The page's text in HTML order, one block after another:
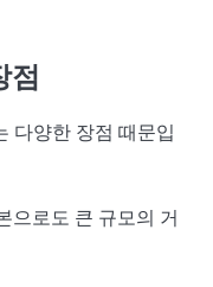
점
다양한 장점 때문입
으로도 큰 규모의 거